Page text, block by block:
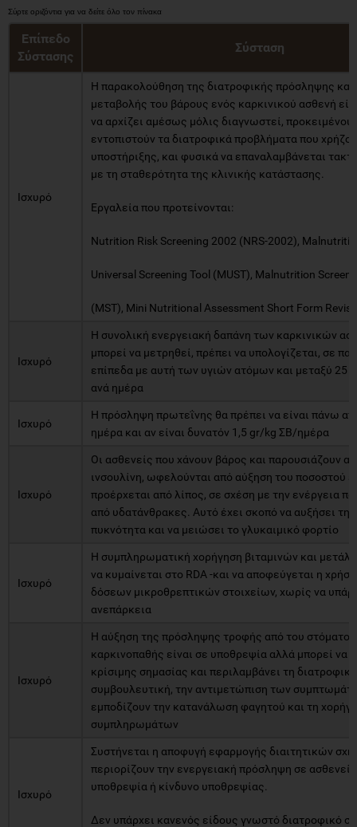
Επίπεδο
Σύστασης
Σύσταση
Ισχυρό
Η παρακολούθηση της διατροφικής πρόσληψης και
μεταβολής του βάρους ενός καρκινικού ασθενή
να αρχίζει αμέσως μόλις διαγνωστεί, προκειμένου
εντοπιστούν τα διατροφικά προβλήματα που
υποστήριξης, και φυσικά να επαναλαμβάνεται
με τη σταθερότητα της κλινικής κατάστασης.
Εργαλεία που προτείνονται:
Nutrition Risk Screening 2002 (NRS-2002),
Universal Screening Tool (MUST), Malnutrition
(MST), Mini Nutritional Assessment Short Form
Ισχυρό
Η συνολική ενεργειακή δαπάνη των καρκινικών
μπορεί να μετρηθεί, πρέπει να υπολογίζεται, σε
επίπεδα με αυτή των υγιών ατόμων και μεταξύ 25
ανά ημέρα
Ισχυρό
Η πρόσληψη πρωτεΐνης θα πρέπει να είναι πάνω
ημέρα και αν είναι δυνατόν 1,5 gr/kg ΣΒ/ημέρα
Ισχυρό
Οι ασθενείς που χάνουν βάρος και παρουσιάζουν
ινσουλίνη, ωφελούνται από αύξηση του ποσοστού
προέρχεται από λίπος, σε σχέση με την ενέργεια
από υδατάνθρακες. Αυτό έχει σκοπό να αυξήσει
πυκνότητα και να μειώσει το γλυκαιμικό φορτίο
Ισχυρό
Η συμπληρωματική χορήγηση βιταμινών και
να κυμαίνεται στο RDA -και να αποφεύγεται η
δόσεων μικροθρεπτικών στοιχείων, χωρίς να
ανεπάρκεια
Ισχυρό
Η αύξηση της πρόσληψης τροφής από του
καρκινοπαθής είναι σε υποθρεψία αλλά μπορεί να
κρίσιμης σημασίας και περιλαμβάνει τη διατροφική
συμβουλευτική, την αντιμετώπιση των
εμποδίζουν την κατανάλωση φαγητού και τη
συμπληρωμάτων
Ισχυρό
Συστήνεται η αποφυγή εφαρμογής διαιτητικών
περιορίζουν την ενεργειακή πρόσληψη σε
υποθρεψία ή κίνδυνο υποθρεψίας.
Δεν υπάρχει κανενός είδους γνωστό διατροφικό